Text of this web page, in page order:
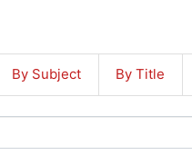
By Subject By Title